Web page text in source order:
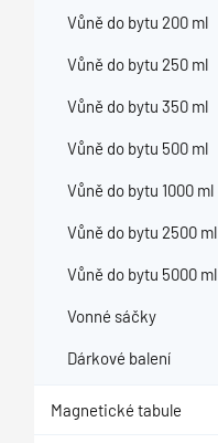
Vůně do bytu 200 ml
Vůně do bytu 250 ml
Vůně do bytu 350 ml
Vůně do bytu 500 ml
Vůně do bytu 1000 ml
Vůně do bytu 2500 ml
Vůně do bytu 5000 ml
Vonné sáčky
Dárkové balení
Magnetické tabule